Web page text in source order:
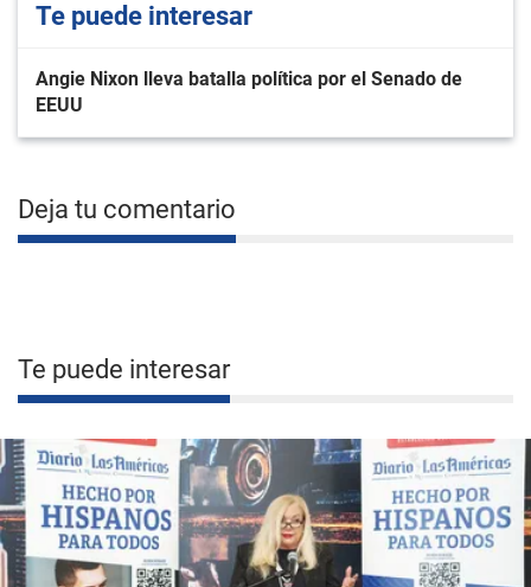
Te puede interesar
Angie Nixon lleva batalla política por el Senado de
EEUU
Deja tu comentario
Te puede interesar